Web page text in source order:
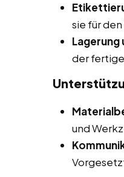
sie für den
Lagerung
der
und